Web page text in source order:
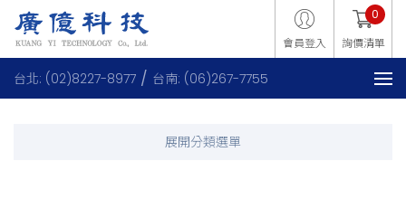
會員登入 詢價清單
0
台北: (02)8227-8977 台南: (06)267-7755